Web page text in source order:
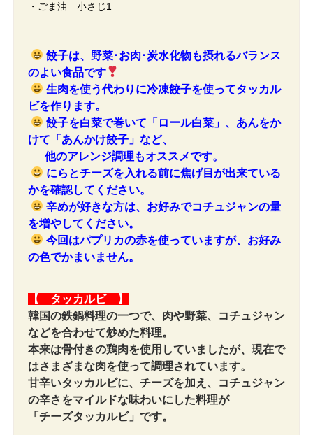
・ごま油 小さじ1
餃子は、野菜･お肉･炭水化物も摂れるバランス
のよい食品です
生肉を使う代わりに冷凍餃子を使ってタッカル
ビを作ります。
餃子を白菜で巻いて「ロール白菜」、あんをか
けて「あんかけ餃子」など、
他のアレンジ調理もオススメです。
にらとチーズを入れる前に焦げ目が出来ている
かを確認してください。
辛めが好きな方は、お好みでコチュジャンの量
を増やしてください。
今回はパプリカの赤を使っていますが、お好み
の色でかまいません。
【 タッカルビ 】
韓国の鉄鍋料理の一つで、肉や野菜、コチュジャン
などを合わせて炒めた料理。
本来は骨付きの鶏肉を使用していましたが、現在で
はさまざまな肉を使って調理されています。
甘辛いタッカルビに、チーズを加え、コチュジャン
の辛さをマイルドな味わいにした料理が
「チーズタッカルビ」です。